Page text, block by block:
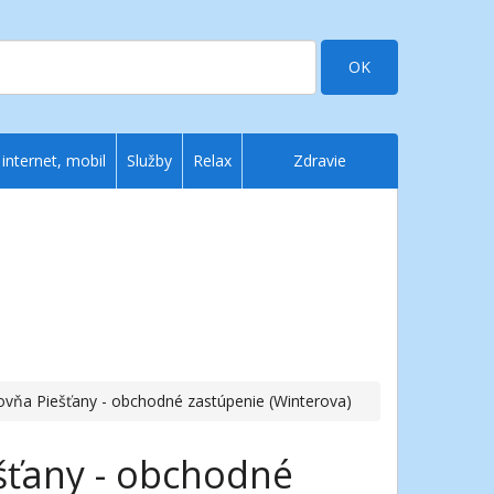
OK
Piešťany - obchodné zastúpenie (Winterova)
- obchodné
internet, mobil Služby Relax Zdravie